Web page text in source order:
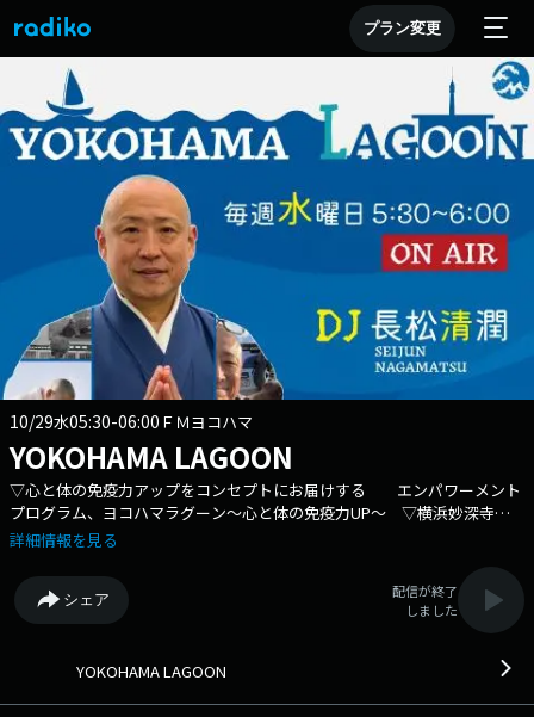
プラン変更
10/29水05:30-06:00 ＦＭヨコハマ
YOKOHAMA LAGOON
▽心と体の免疫力アップをコンセプトにお届けする エンパワーメント
プログラム、ヨコハマラグーン～心と体の免疫力UP～ ▽横浜妙深寺住
職 長松清潤 ▽皆さんからのメッセージにお答えします ▽ボーズワード
詳細情報を見る
シェア
配信が終了
しました
YOKOHAMA LAGOON